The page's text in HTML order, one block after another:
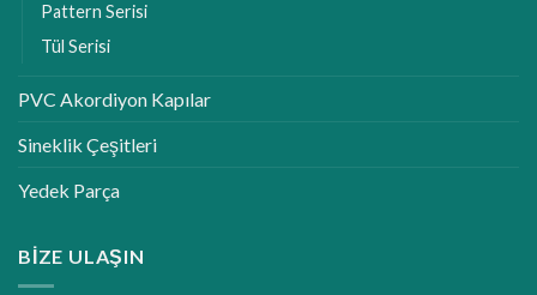
Pattern Serisi
Tül Serisi
PVC Akordiyon Kapılar
Sineklik Çeşitleri
Yedek Parça
BIZE ULAŞIN